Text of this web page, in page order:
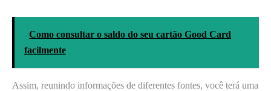
Como consultar o saldo do seu cartão Good Card
facilmente
Assim, reunindo informações de diferentes fontes, você terá uma